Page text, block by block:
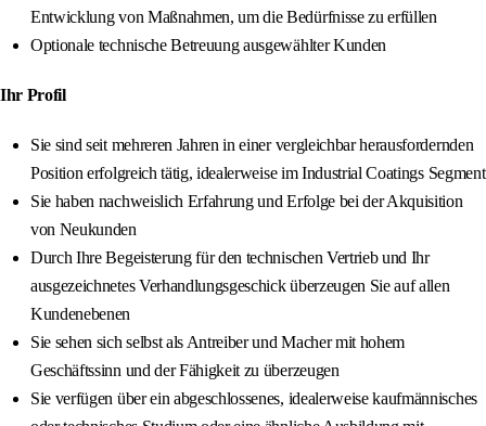
Entwicklung von Maßnahmen, um die Bedürfnisse zu erfüllen
Optionale technische Betreuung ausgewählter Kunden
Ihr Profil
Sie sind seit mehreren Jahren in einer vergleichbar herausfordernden
Position erfolgreich tätig, idealerweise im Industrial Coatings Segment
Sie haben nachweislich Erfahrung und Erfolge bei der Akquisition
von Neukunden
Durch Ihre Begeisterung für den technischen Vertrieb und Ihr
ausgezeichnetes Verhandlungsgeschick überzeugen Sie auf allen
Kundenebenen
Sie sehen sich selbst als Antreiber und Macher mit hohem
Geschäftssinn und der Fähigkeit zu überzeugen
Sie verfügen über ein abgeschlossenes, idealerweise kaufmännisches